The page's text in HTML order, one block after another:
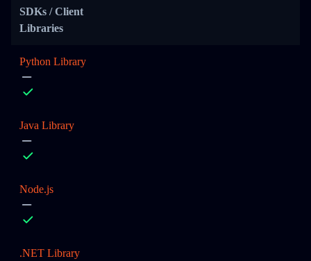
SDKs / Client
Libraries
Python Library
Java Library
Node.js
.NET Library